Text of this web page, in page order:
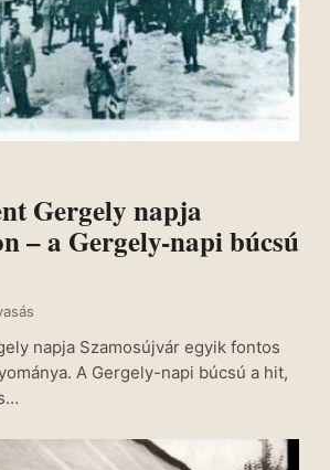
Gergely napja
– a Gergely-napi búcsú
napja Szamosújvár egyik fontos
A Gergely-napi búcsú a hit,